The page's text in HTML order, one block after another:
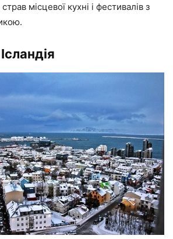
місцевої кухні і фестивалів з